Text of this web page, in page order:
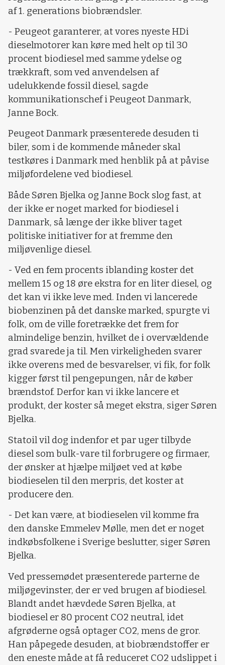
af 1. generations biobrændsler.
- Peugeot garanterer, at vores nyeste HDi
dieselmotorer kan køre med helt op til 30
procent biodiesel med samme ydelse og
trækkraft, som ved anvendelsen af
udelukkende fossil diesel, sagde
kommunikationschef i Peugeot Danmark,
Janne Bock.
Peugeot Danmark præsenterede desuden ti
biler, som i de kommende måneder skal
testkøres i Danmark med henblik på at påvise
miljøfordelene ved biodiesel.
Både Søren Bjelka og Janne Bock slog fast, at
der ikke er noget marked for biodiesel i
Danmark, så længe der ikke bliver taget
politiske initiativer for at fremme den
miljøvenlige diesel.
- Ved en fem procents iblanding koster det
mellem 15 og 18 øre ekstra for en liter diesel, og
det kan vi ikke leve med. Inden vi lancerede
biobenzinen på det danske marked, spurgte vi
folk, om de ville foretrække det frem for
almindelige benzin, hvilket de i overvældende
grad svarede ja til. Men virkeligheden svarer
ikke overens med de besvarelser, vi fik, for folk
kigger først til pengepungen, når de køber
brændstof. Derfor kan vi ikke lancere et
produkt, der koster så meget ekstra, siger Søren
Bjelka.
Statoil vil dog indenfor et par uger tilbyde
diesel som bulk-vare til forbrugere og firmaer,
der ønsker at hjælpe miljøet ved at købe
biodieselen til den merpris, det koster at
producere den.
- Det kan være, at biodieselen vil komme fra
den danske Emmelev Mølle, men det er noget
indkøbsfolkene i Sverige beslutter, siger Søren
Bjelka.
Ved pressemødet præsenterede parterne de
miljøgevinster, der er ved brugen af biodiesel.
Blandt andet hævdede Søren Bjelka, at
biodiesel er 80 procent CO2 neutral, idet
afgrøderne også optager CO2, mens de gror.
Han påpegede desuden, at biobrændstoffer er
den eneste måde at få reduceret CO2 udslippet i